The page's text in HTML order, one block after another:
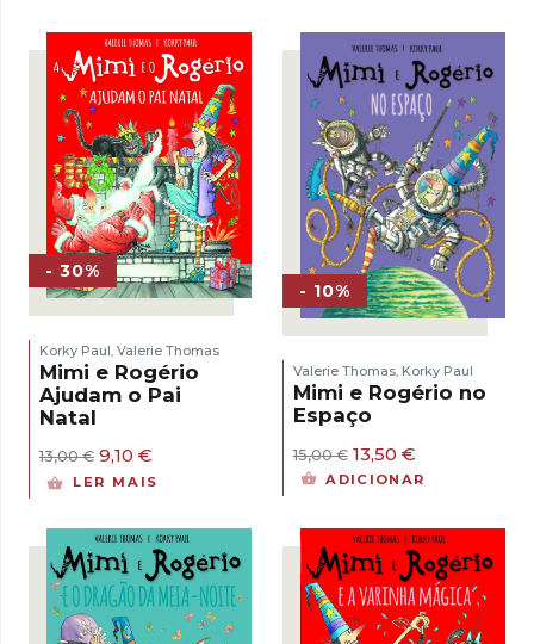
- 30%
Korky Paul Valerie Thomas
Mimi e Rogério
Ajudam o Pai
Natal
13,00€ O
preço
original
13,00 €.
9,10 €
preço
atual
9,10 €.
LER MAIS
- 10%
Valerie Thomas, Korky Paul
Mimi e Rogério no
Espaço
15,00€ O
preço
15,00 €.
13,50 €O
preço
13,50 €.
ADICIONAR